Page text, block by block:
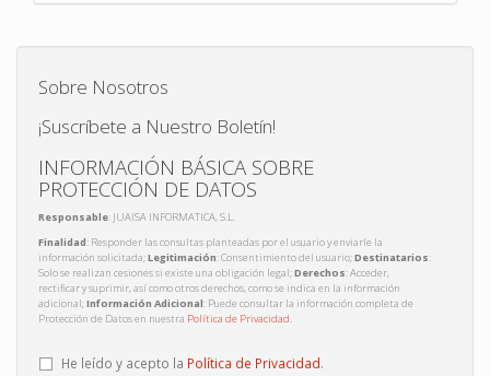
Sobre Nosotros
¡Suscríbete a Nuestro Boletín!
INFORMACIÓN BÁSICA SOBRE
PROTECCIÓN DE DATOS
Responsable: JUAISA INFORMATICA, S.L.
Finalidad: Responder las consultas planteadas por el usuario y enviarle la
información solicitada;Legitimación: Consentimiento del usuario;Destinatarios:
Solo se realizan cesiones si existe una obligación legal;Derechos: Acceder,
rectificar y suprimir, así como otros derechos, como se indica en la información
adicional;Información Adicional: Puede consultar la información completa de
Protección de Datos en nuestra Política de Privacidad.
He leído y acepto la Política de Privacidad.